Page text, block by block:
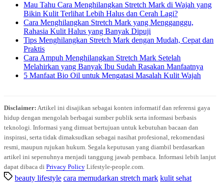
Mau Tahu Cara Menghilangkan Stretch Mark di Wajah yang
Bikin Kulit Terlihat Lebih Halus dan Cerah Lagi?
Cara Menghilangkan Stretch Mark yang Mengganggu,
Rahasia Kulit Halus yang Banyak Dipuji
Tips Menghilangkan Stretch Mark dengan Mudah, Cepat dan
Praktis
Cara Ampuh Menghilangkan Stretch Mark Setelah
Melahirkan yang Banyak Ibu Sudah Rasakan Manfaatnya
5 Manfaat Bio Oil untuk Mengatasi Masalah Kulit Wajah
Disclaimer: Artikel ini disajikan sebagai konten informatif dan referensi gaya
hidup dengan mengolah berbagai sumber publik serta informasi berbasis
teknologi. Informasi yang dimuat bertujuan untuk kebutuhan bacaan dan
inspirasi, serta tidak dimaksudkan sebagai nasihat profesional, rekomendasi
resmi, maupun rujukan hukum. Segala keputusan yang diambil berdasarkan
artikel ini sepenuhnya menjadi tanggung jawab pembaca. Informasi lebih lanjut
dapat dibaca di Privacy Policy Lifestyle-people.com.
beauty lifestyle cara memudarkan stretch mark kulit sehat